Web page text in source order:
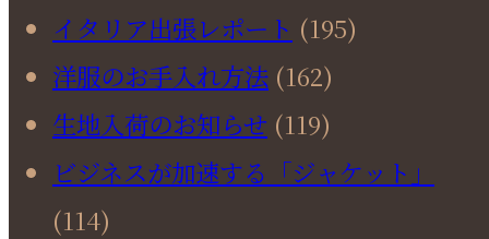
イタリア出張レポート (195)
洋服のお手入れ方法 (162)
生地入荷のお知らせ (119)
ビジネスが加速する「ジャケット」
(114)